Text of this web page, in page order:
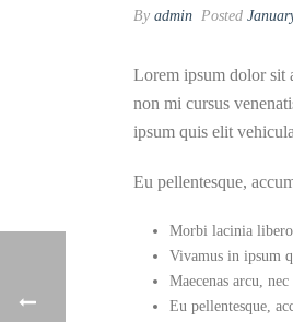
By admin Posted
Lorem ipsum dolor sit
non mi cursus
ipsum quis elit
Eu pellentesque,
Morbi lacinia
Vivamus in ipsum
Maecenas arcu,
Eu pellentesque,